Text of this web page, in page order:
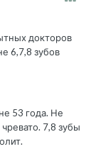
докторов
6,7,8 зубов
53 года. Не
7,8 зубы